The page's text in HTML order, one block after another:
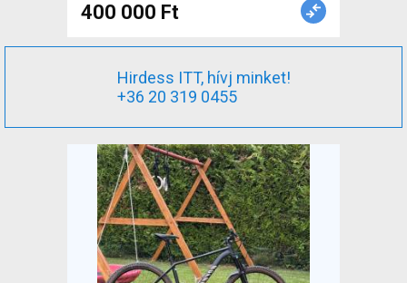
400 000 Ft
Hirdess ITT, hívj minket!
+36 20 319 0455